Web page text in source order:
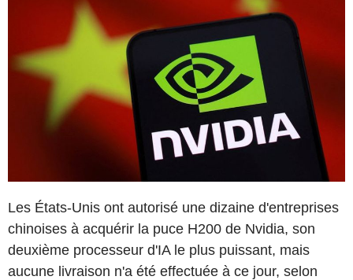
Les États-Unis ont autorisé une dizaine d'entreprises
chinoises à acquérir la puce H200 de Nvidia, son
deuxième processeur d'IA le plus puissant, mais
aucune livraison n'a été effectuée à ce jour, selon